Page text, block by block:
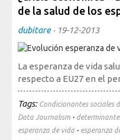
de la salud de los
dubitare· 19-12-2013
La esperanza de vida
respecto a EU27 en el
Tags: Condicionantes sociales
Data Journalism ·
esperanza de vida · esperanza